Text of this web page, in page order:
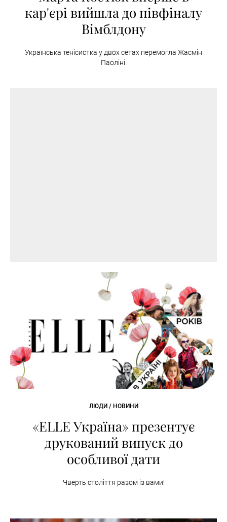
кар'єрі вийшла до півфіналу
Вімблдону
Українська тенісистка у двох сетах перемогла Жасмін
Паоліні
ЛЮДИ / НОВИНИ
«ELLE Україна» презентує
друкований випуск до
особливої дати
Чверть століття разом із вами!